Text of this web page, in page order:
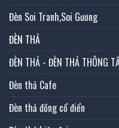
Đèn Soi Tranh,Soi Gương
ĐÈN THẢ
ĐÈN THẢ - ĐÈN THẢ THÔNG
Đèn thả Cafe
Đèn thả đồng cổ điển